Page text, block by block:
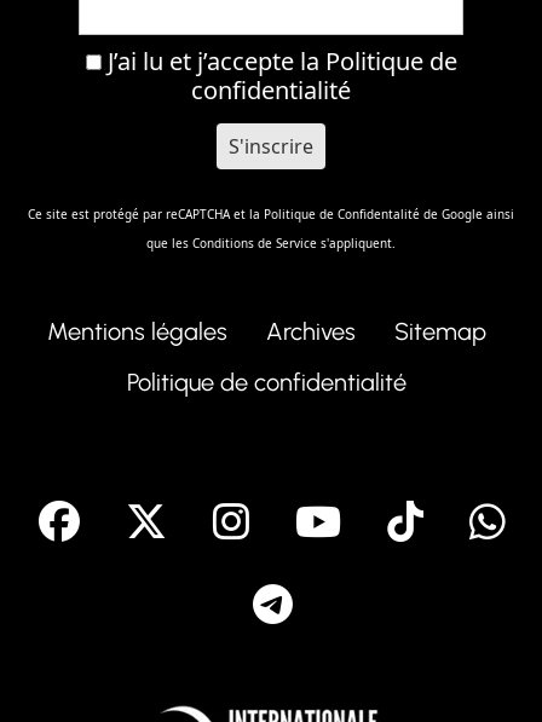
J’ai lu et j’accepte la Politique de
confidentialité
Ce site est protégé par reCAPTCHA et la Politique de Confidentalité de Google ainsi
que les Conditions de Service s'appliquent.
Mentions légales Archives
Sitemap
Politique de confidentialité
facebook Instagram
Youtube
Tik